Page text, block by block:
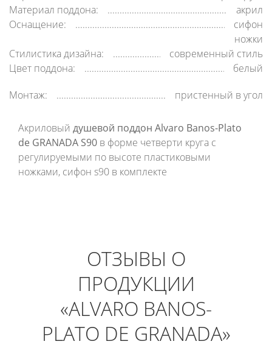
Материал поддона:
акрил
Оснащение:
сифон
ножки
Стилистика дизайна:
современный стиль
Цвет поддона:
белый
Монтаж:
пристенный в угол
Акриловый душевой поддон Alvaro Banos-Plato
de GRANADA S90 в форме четверти круга с
регулируемыми по высоте пластиковыми
ножками, сифон s90 в комплекте
ОТЗЫВЫ О
ПРОДУКЦИИ
«ALVARO BANOS-
PLATO DE GRANADA»